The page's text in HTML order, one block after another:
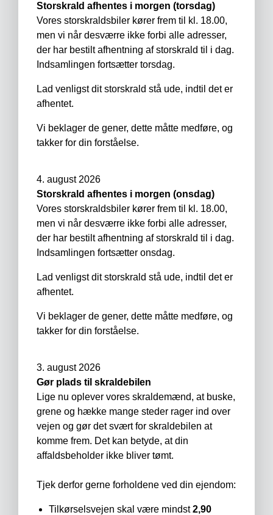
Storskrald afhentes i morgen (torsdag)
Vores storskraldsbiler kører frem til kl. 18.00,
men vi når desværre ikke forbi alle adresser,
der har bestilt afhentning af storskrald til i dag.
Indsamlingen fortsætter torsdag.
Lad venligst dit storskrald stå ude, indtil det er
afhentet.
Vi beklager de gener, dette måtte medføre, og
takker for din forståelse.
4. august 2026
Storskrald afhentes i morgen (onsdag)
Vores storskraldsbiler kører frem til kl. 18.00,
men vi når desværre ikke forbi alle adresser,
der har bestilt afhentning af storskrald til i dag.
Indsamlingen fortsætter onsdag.
Lad venligst dit storskrald stå ude, indtil det er
afhentet.
Vi beklager de gener, dette måtte medføre, og
takker for din forståelse.
3. august 2026
Gør plads til skraldebilen
Lige nu oplever vores skraldemænd, at buske,
grene og hække mange steder rager ind over
vejen og gør det svært for skraldebilen at
komme frem. Det kan betyde, at din
affaldsbeholder ikke bliver tømt.
Tjek derfor gerne forholdene ved din ejendom:
Tilkørselsvejen skal være mindst2,90